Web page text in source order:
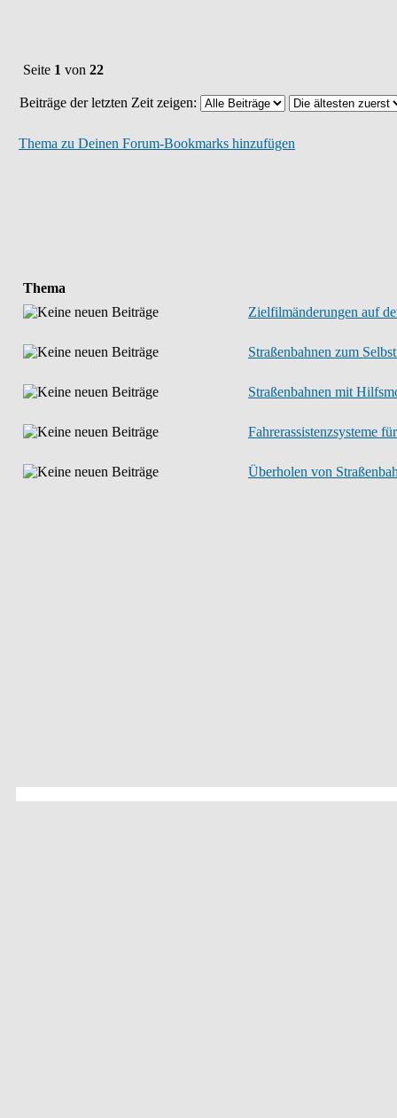
Seite 1 von 22
Beiträge der letzten Zeit zeigen:
Thema zu Deinen Forum-Bookmarks hinzufügen
Thema
Zielfilmänderungen auf
Straßenbahnen zum
Straßenbahnen mit
Fahrerassistenzsysteme
Überholen von